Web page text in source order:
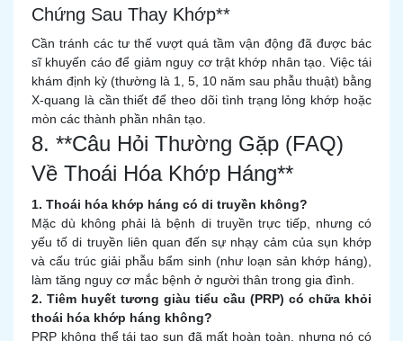
Chứng Sau Thay Khớp**
Cần tránh các tư thế vượt quá tầm vận động đã được bác
sĩ khuyến cáo để giảm nguy cơ trật khớp nhân tạo. Việc tái
khám định kỳ (thường là 1, 5, 10 năm sau phẫu thuật) bằng
X-quang là cần thiết để theo dõi tình trạng lỏng khớp hoặc
mòn các thành phần nhân tạo.
8. **Câu Hỏi Thường Gặp (FAQ)
Về Thoái Hóa Khớp Háng**
1. Thoái hóa khớp háng có di truyền không?
Mặc dù không phải là bệnh di truyền trực tiếp, nhưng có
yếu tố di truyền liên quan đến sự nhạy cảm của sụn khớp
và cấu trúc giải phẫu bẩm sinh (như loạn sản khớp háng),
làm tăng nguy cơ mắc bệnh ở người thân trong gia đình.
2. Tiêm huyết tương giàu tiểu cầu (PRP) có chữa khỏi
thoái hóa khớp háng không?
PRP không thể tái tạo sụn đã mất hoàn toàn, nhưng nó có